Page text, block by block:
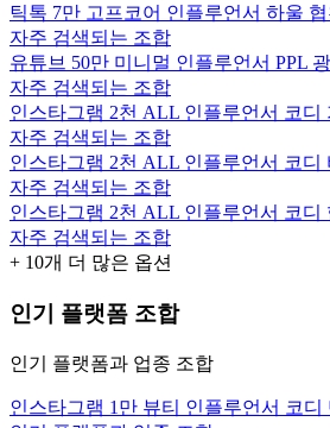
틱톡 7만 고프코어 인플루언서 하울
자주 검색되는 조합
유튜브 50만 미니멀 인플루언서 PPL
자주 검색되는 조합
인스타그램 2천 ALL 인플루언서 코디
자주 검색되는 조합
인스타그램 2천 ALL 인플루언서 코디
자주 검색되는 조합
인스타그램 2천 ALL 인플루언서 코디
자주 검색되는 조합
+ 10개 더 많은 옵션
인기 플랫폼 조합
인기 플랫폼과 업종 조합
인스타그램 1만 뷰티 인플루언서 코디